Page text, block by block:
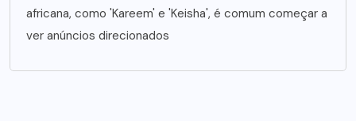
africana, como 'Kareem' e 'Keisha', é comum começar a
ver anúncios direcionados